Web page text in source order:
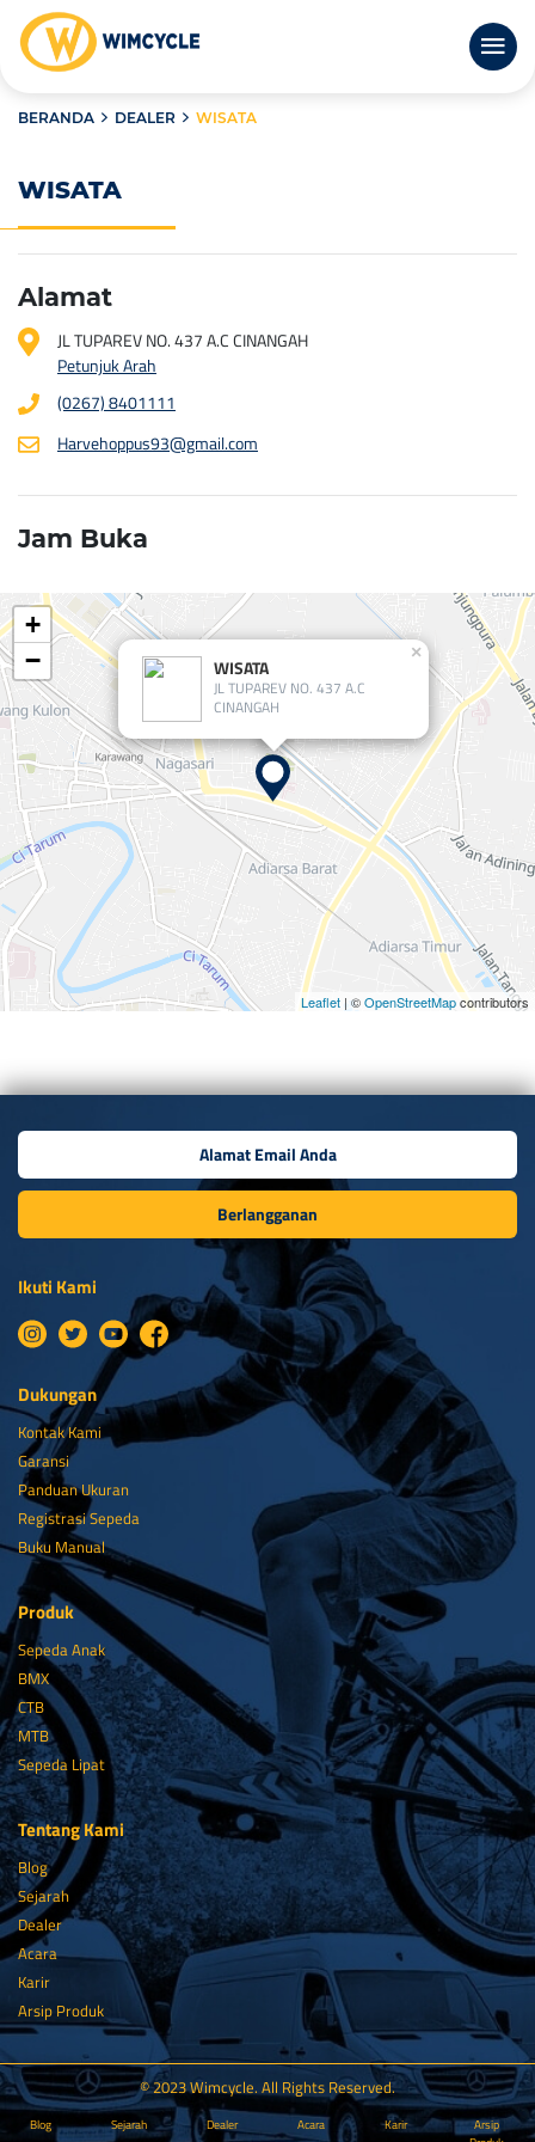
BERANDA DEALER WISATA
WISATA
Alamat
JL TUPAREV NO. 437 A.C CINANGAH
Petunjuk Arah
(0267) 8401111
Harvehoppus93@gmail.com
Jam Buka
WISATA
JL TUPAREV NO. 437 A.C
CINANGAH
×
+
−
Leaflet | ©OpenStreetMapcontributors
Berlangganan
Ikuti Kami
Dukungan
Kontak Kami
Garansi
Panduan Ukuran
Registrasi Sepeda
Buku Manual
Produk
Sepeda Anak
BMX
CTB
MTB
Sepeda Lipat
Tentang Kami
Blog
Sejarah
Dealer
Acara
Karir
Arsip Produk
© 2023 Wimcycle. All Rights Reserved.
Blog Sejarah Dealer Acara Karir
Arsip